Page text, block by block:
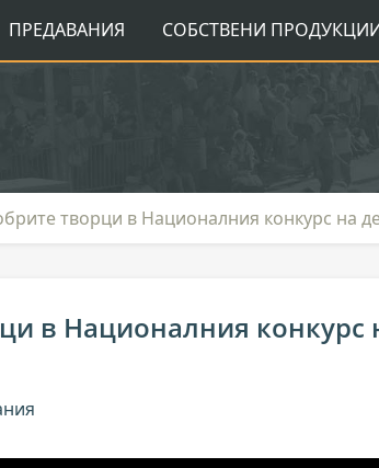
ПРЕДАВАНИЯ СОБСТВЕНИ
творци в Националния конкурс на
в Националния конкурс